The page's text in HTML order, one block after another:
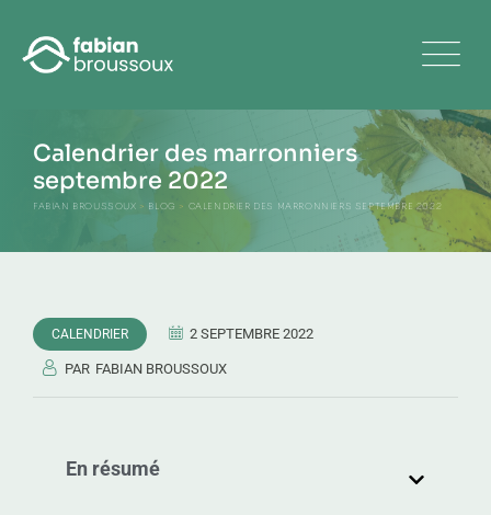
Calendrier des marronniers
septembre 2022
FABIAN BROUSSOUX > BLOG > CALENDRIER DES MARRONNIERS SEPTEMBRE 2022
CALENDRIER 2 SEPTEMBRE 2022
PAR FABIAN BROUSSOUX
En résumé